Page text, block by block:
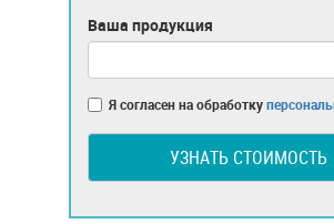
Ваша продукция
Я согласен на обработку
УЗНАТЬ СТОИМОСТЬ